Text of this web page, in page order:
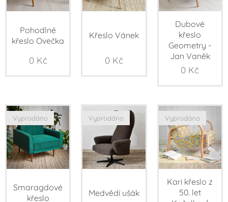
Pohodlné
křeslo Ovečka
0 Kč
Křeslo Vánek
0 Kč
Dubové
křeslo
Geometry -
Jan Vaněk
0 Kč
Smaragdové
křeslo
Vyprodáno
Medvědí ušák
Vyprodáno
Kari křeslo z
50. let
Vyprodáno